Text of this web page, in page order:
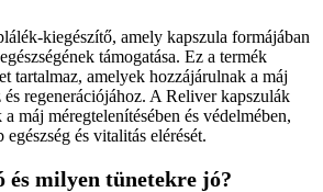
kiegészítő, amely kapszula formájában
támogatása. Ez a termék
tartalmaz, amelyek hozzájárulnak a máj
regenerációjához. A Reliver kapszulák
máj méregtelenítésében és védelmében,
és vitalitás elérését.
és milyen tünetekre jó?